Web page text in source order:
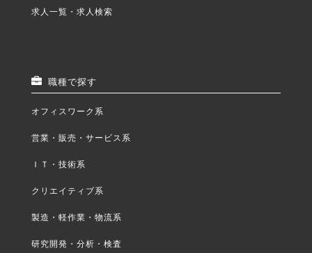
求人一覧・求人検索
職種で探す
オフィスワーク系
営業・販売・サービス系
ＩＴ・技術系
クリエイティブ系
製造・軽作業・物流系
研究開発・分析・検査